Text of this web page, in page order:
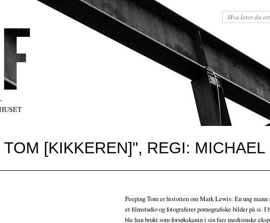
[KIKKEREN]", REGI: MICHAEL
Peeping Tom er historien om Mark Lewis: En ung mann
et filmstudio og fotograferer pornografiske bilder på si. I
ble han brukt som forsøkskanin i sin fars medisinske